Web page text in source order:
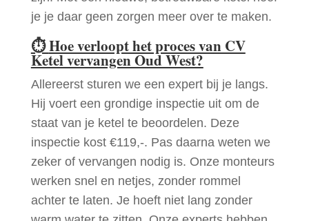
je je daar geen zorgen meer over te maken.
⏱Hoe verloopt het proces van CV
Ketel vervangen Oud West?
Allereerst sturen we een expert bij je langs.
Hij voert een grondige inspectie uit om de
staat van je ketel te beoordelen. Deze
inspectie kost €119,-. Pas daarna weten we
zeker of vervangen nodig is. Onze monteurs
werken snel en netjes, zonder rommel
achter te laten. Je hoeft niet lang zonder